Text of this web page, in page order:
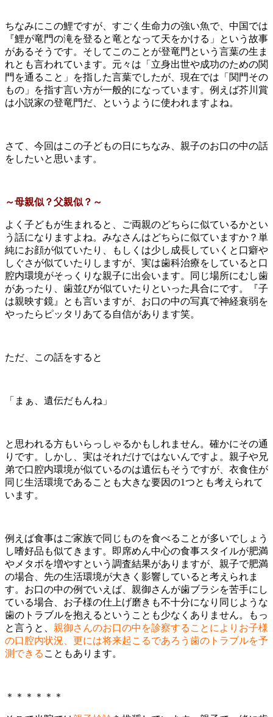
ちなみにこの鯉ですが、すごく生命力の強い魚で、中国では
『鯉が竜門の滝を登ると竜となって天をかける」という故事
があるそうです。そしてこのことが登竜門という言葉の生ま
れとも言われています。元々は「立身出世や成功のための関
門を通ること」を指した言葉でしたが、現在では「関門その
もの」を指す言い方が一般的になっています。例えば芥川賞
は小説家の登竜門だ、というように使われますよね。
さて、今回はこの子どもの日にちなみ、親子のお口の中の話
をしたいと思います。
～母親似？父親似？～
よく子どもが生まれると、ご両親のどちらに似ているかとい
う話になりますよね。みなさんはどちらに似ていますか？単
純にお顔が似ていたり、もしくは少し成長していくと口癖や
しぐさが似ていたりしますが、実は歯科治療をしていると口
腔内環境がそっくりな親子に出会います。同じ場所にむし歯
があったり、歯並びが似ていたりといった具合にです。『子
は親映す鏡』とも言いますが、お口の中の写真で神経衰弱を
やったらピッタリあてる自信があります笑。
ただ、この話をすると
「まぁ、遺伝だもんね」
と思われる方もいらっしゃるかもしれません。確かにその通
りです。しかし、実はそれだけではないんですよ。親子や兄
弟で口腔内環境が似ているのは遺伝もそうですが、衣食住が
同じ生活環境であることも大きな要因の1つとも考えられて
います。
例えば食事はご家族で同じものを食べることが多いでしょう
し嗜好品も似てきます。即席めん中心の食事スタイルが肥満
やメタボを増やすという調査結果がありますが、親子で肥満
の場合、先の生活環境が大きく影響していると考えられま
す。お口の中の例でいえば、親御さんが歯ブラシを苦手にし
ている場合、お子様の仕上げ磨きも不十分になり同じような
歯のトラブルを抱えるということも少なくありません。もっ
と言うと、 親御さんのお口の中を診察することによりお子様
の口腔内状況、更には将来起こるであろう歯のトラブルを予
測できる こともあります。
＊＊＊＊＊＊